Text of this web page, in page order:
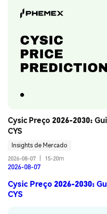
Cysic Preço 2026-2030:
CYS
Insights de Mercado
2026-08-07
15-20m
2026-08-07
Cysic Preço 2026-2030:
CYS